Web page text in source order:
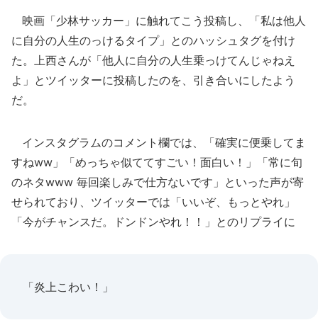
映画「少林サッカー」に触れてこう投稿し、「私は他人
に自分の人生のっけるタイプ」とのハッシュタグを付け
た。上西さんが「他人に自分の人生乗っけてんじゃねえ
よ」とツイッターに投稿したのを、引き合いにしたよう
だ。
インスタグラムのコメント欄では、「確実に便乗してま
すねww」「めっちゃ似ててすごい！面白い！」「常に旬
のネタwww 毎回楽しみで仕方ないです」といった声が寄
せられており、ツイッターでは「いいぞ、もっとやれ」
「今がチャンスだ。ドンドンやれ！！」とのリプライに
「炎上こわい！」